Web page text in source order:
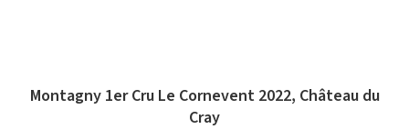
Montagny 1er Cru Le Cornevent 2022, Château du
Cray